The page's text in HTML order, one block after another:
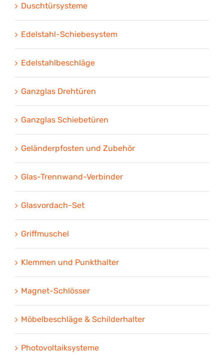
Duschtürsysteme
Edelstahl-Schiebesystem
Edelstahlbeschläge
Ganzglas Drehtüren
Ganzglas Schiebetüren
Geländerpfosten und Zubehör
Glas-Trennwand-Verbinder
Glasvordach-Set
Griffmuschel
Klemmen und Punkthalter
Magnet-Schlösser
Möbelbeschläge & Schilderhalter
Photovoltaiksysteme